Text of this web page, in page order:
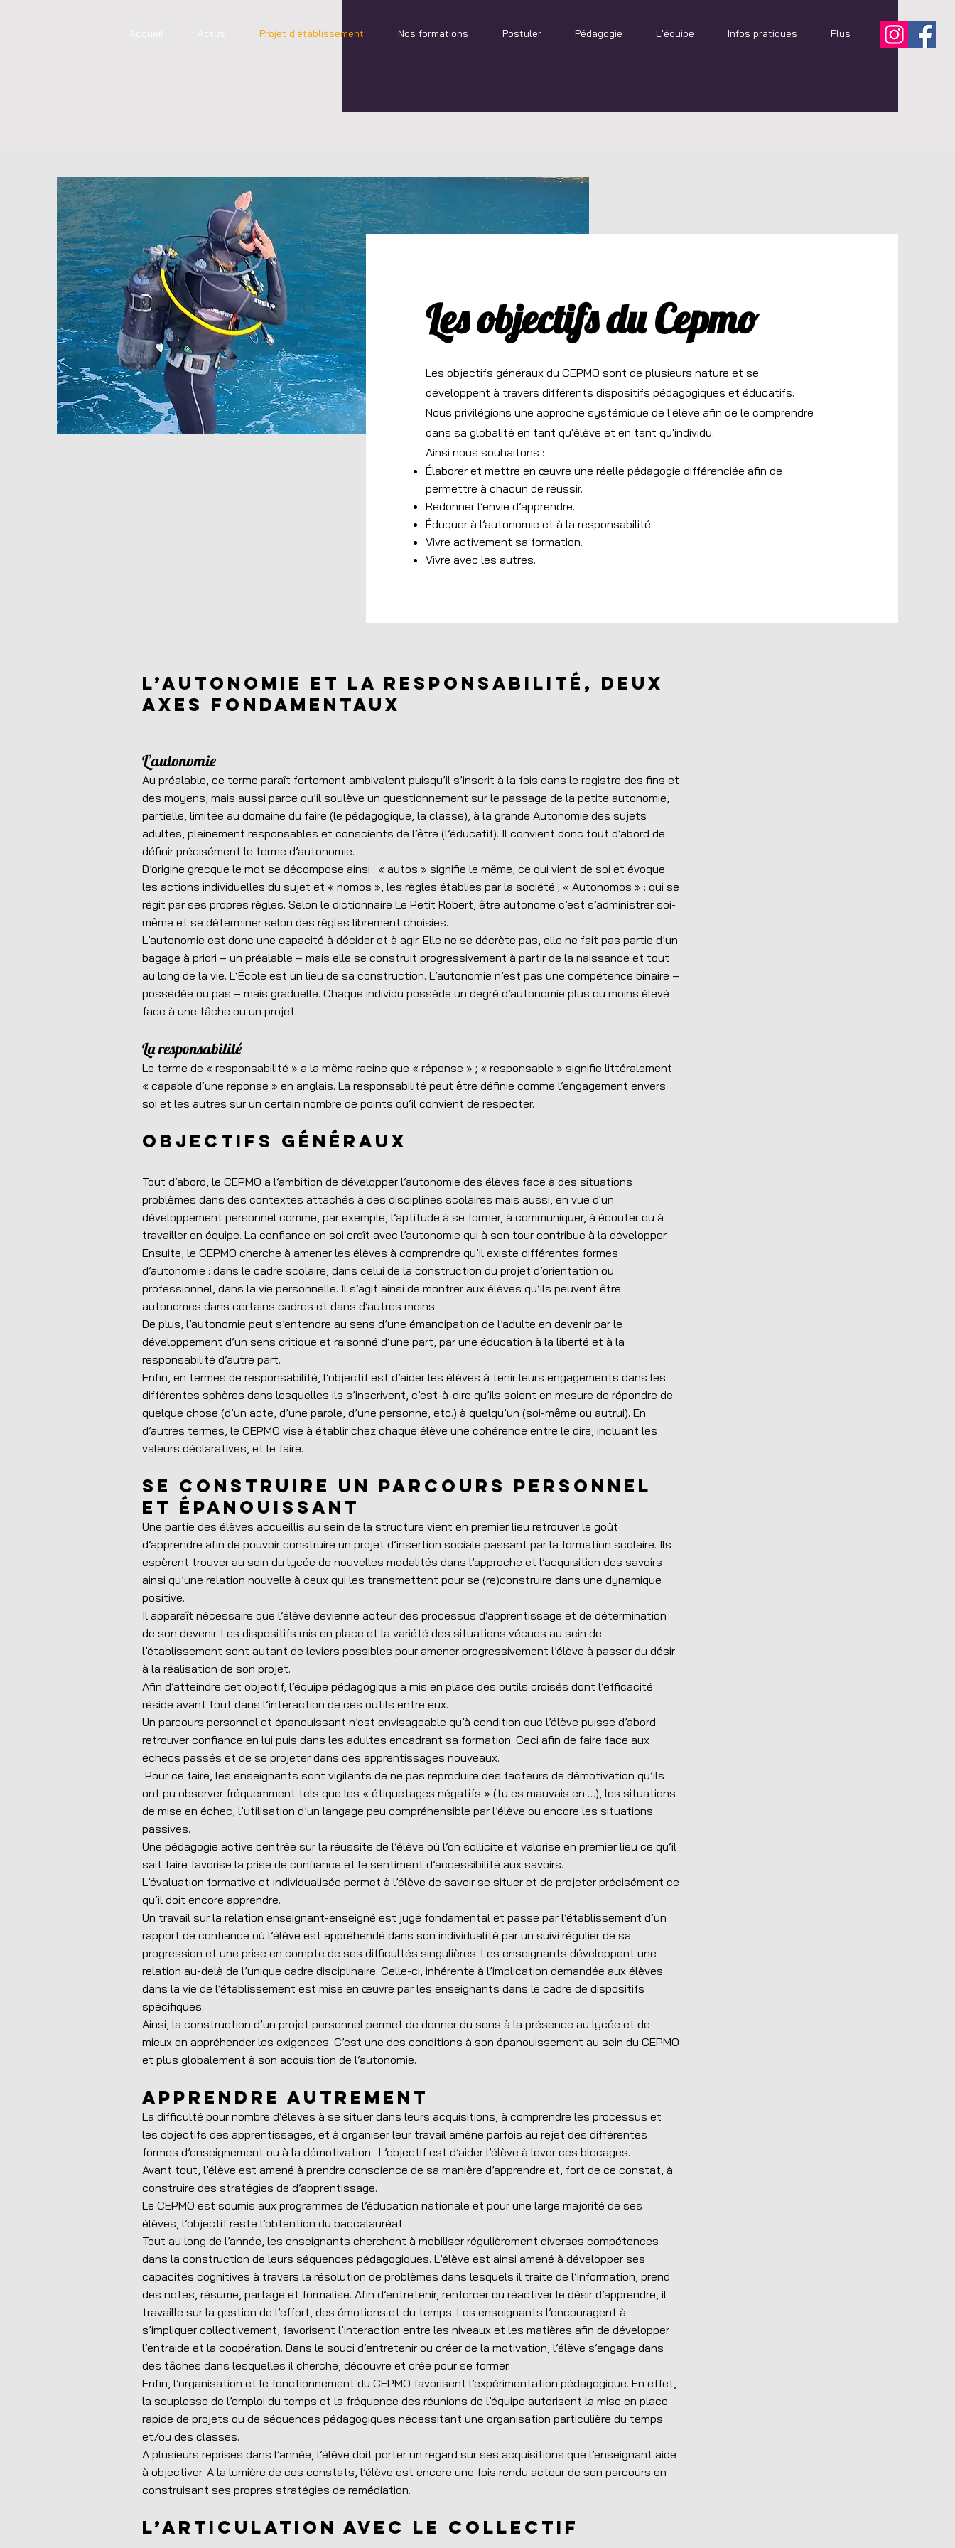
Accueil Actus Projet d'établissement Nos formations Postuler Pédagogie L'équipe Infos pratiques Plus
Les objectifs du Cepmo
Les objectifs généraux du CEPMO sont de plusieurs nature et se
développent à travers différents dispositifs pédagogiques et éducatifs.
Nous privilégions une approche systémique de l'élève afin de le comprendre
dans sa globalité en tant qu'élève et en tant qu'individu.
Ainsi nous souhaitons :
Élaborer et mettre en œuvre une réelle pédagogie différenciée afin de
permettre à chacun de réussir.
Redonner l’envie d’apprendre.
Éduquer à l’autonomie et à la responsabilité.
Vivre activement sa formation.
Vivre avec les autres.
L’autonomie et la res po nsabilité , deux
axes fondamentaux
L’autonomie
Au préalable, ce terme paraît fortement ambivalent puisqu’il s’inscrit à la fois dans le registre des fins et
des moyens, mais aussi parce qu’il soulève un questionnement sur le passage de la petite autonomie,
partielle, limitée au domaine du faire (le pédagogique, la classe), à la grande Autonomie des sujets
adultes, pleinement responsables et conscients de l’être (l’éducatif). Il convient donc tout d’abord de
définir précisément le terme d’autonomie.
D’origine grecque le mot se décompose ainsi : « autos » signifie le même, ce qui vient de soi et évoque
les actions individuelles du sujet et « nomos », les règles établies par la société ; « Autonomos » : qui se
régit par ses propres règles. Selon le dictionnaire Le Petit Robert, être autonome c’est s’administrer soi-
même et se déterminer selon des règles librement choisies.
L’autonomie est donc une capacité à décider et à agir. Elle ne se décrète pas, elle ne fait pas partie d’un
bagage à priori – un préalable – mais elle se construit progressivement à partir de la naissance et tout
au long de la vie. L’École est un lieu de sa construction. L’autonomie n’est pas une compétence binaire –
possédée ou pas – mais graduelle. Chaque individu possède un degré d’autonomie plus ou moins élevé
face à une tâche ou un projet.
La responsabilité
Le terme de « responsabilité » a la même racine que « réponse » ; « responsable » signifie littéralement
« capable d’une réponse » en anglais. La responsabilité peut être définie comme l’engagement envers
soi et les autres sur un certain nombre de points qu’il convient de respecter.
Objectifs généraux
Tout d’abord, le CEPMO a l’ambition de développer l’autonomie des élèves face à des situations
problèmes dans des contextes attachés à des disciplines scolaires mais aussi, en vue d'un
développement personnel comme, par exemple, l’aptitude à se former, à communiquer, à écouter ou à
travailler en équipe. La confiance en soi croît avec l’autonomie qui à son tour contribue à la développer.
Ensuite, le CEPMO cherche à amener les élèves à comprendre qu’il existe différentes formes
d’autonomie : dans le cadre scolaire, dans celui de la construction du projet d’orientation ou
professionnel, dans la vie personnelle. Il s’agit ainsi de montrer aux élèves qu’ils peuvent être
autonomes dans certains cadres et dans d’autres moins.
De plus, l’autonomie peut s’entendre au sens d’une émancipation de l’adulte en devenir par le
développement d’un sens critique et raisonné d’une part, par une éducation à la liberté et à la
responsabilité d’autre part.
Enfin, en termes de responsabilité, l’objectif est d’aider les élèves à tenir leurs engagements dans les
différentes sphères dans lesquelles ils s’inscrivent, c’est-à-dire qu’ils soient en mesure de répondre de
quelque chose (d’un acte, d’une parole, d’une personne, etc.) à quelqu’un (soi-même ou autrui). En
d’autres termes, le CEPMO vise à établir chez chaque élève une cohérence entre le dire, incluant les
valeurs déclaratives, et le faire.
Se construire un parcours personnel
et épanouissant
Une partie des élèves accueillis au sein de la structure vient en premier lieu retrouver le goût
d’apprendre afin de pouvoir construire un projet d’insertion sociale passant par la formation scolaire. Ils
espèrent trouver au sein du lycée de nouvelles modalités dans l’approche et l’acquisition des savoirs
ainsi qu’une relation nouvelle à ceux qui les transmettent pour se (re)construire dans une dynamique
positive.
Il apparaît nécessaire que l’élève devienne acteur des processus d’apprentissage et de détermination
de son devenir. Les dispositifs mis en place et la variété des situations vécues au sein de
l’établissement sont autant de leviers possibles pour amener progressivement l’élève à passer du désir
à la réalisation de son projet.
Afin d’atteindre cet objectif, l’équipe pédagogique a mis en place des outils croisés dont l’efficacité
réside avant tout dans l’interaction de ces outils entre eux.
Un parcours personnel et épanouissant n’est envisageable qu’à condition que l’élève puisse d’abord
retrouver confiance en lui puis dans les adultes encadrant sa formation. Ceci afin de faire face aux
échecs passés et de se projeter dans des apprentissages nouveaux.
Pour ce faire, les enseignants sont vigilants de ne pas reproduire des facteurs de démotivation qu’ils
ont pu observer fréquemment tels que les « étiquetages négatifs » (tu es mauvais en …), les situations
de mise en échec, l’utilisation d’un langage peu compréhensible par l’élève ou encore les situations
passives.
Une pédagogie active centrée sur la réussite de l’élève où l’on sollicite et valorise en premier lieu ce qu’il
sait faire favorise la prise de confiance et le sentiment d’accessibilité aux savoirs.
L’évaluation formative et individualisée permet à l’élève de savoir se situer et de projeter précisément ce
qu’il doit encore apprendre.
Un travail sur la relation enseignant-enseigné est jugé fondamental et passe par l’établissement d’un
rapport de confiance où l’élève est appréhendé dans son individualité par un suivi régulier de sa
progression et une prise en compte de ses difficultés singulières. Les enseignants développent une
relation au-delà de l’unique cadre disciplinaire. Celle-ci, inhérente à l’implication demandée aux élèves
dans la vie de l’établissement est mise en œuvre par les enseignants dans le cadre de dispositifs
spécifiques.
Ainsi, la construction d’un projet personnel permet de donner du sens à la présence au lycée et de
mieux en appréhender les exigences. C’est une des conditions à son épanouissement au sein du CEPMO
et plus globalement à son acquisition de l’autonomie.
Apprendre autrement
La difficulté pour nombre d’élèves à se situer dans leurs acquisitions, à comprendre les processus et
les objectifs des apprentissages, et à organiser leur travail amène parfois au rejet des différentes
formes d’enseignement ou à la démotivation. L’objectif est d’aider l’élève à lever ces blocages.
Avant tout, l’élève est amené à prendre conscience de sa manière d’apprendre et, fort de ce constat, à
construire des stratégies de d’apprentissage.
Le CEPMO est soumis aux programmes de l’éducation nationale et pour une large majorité de ses
élèves, l’objectif reste l’obtention du baccalauréat.
Tout au long de l’année, les enseignants cherchent à mobiliser régulièrement diverses compétences
dans la construction de leurs séquences pédagogiques. L’élève est ainsi amené à développer ses
capacités cognitives à travers la résolution de problèmes dans lesquels il traite de l’information, prend
des notes, résume, partage et formalise. Afin d’entretenir, renforcer ou réactiver le désir d’apprendre, il
travaille sur la gestion de l’effort, des émotions et du temps. Les enseignants l’encouragent à
s’impliquer collectivement, favorisent l’interaction entre les niveaux et les matières afin de développer
l’entraide et la coopération. Dans le souci d’entretenir ou créer de la motivation, l’élève s’engage dans
des tâches dans lesquelles il cherche, découvre et crée pour se former.
Enfin, l’organisation et le fonctionnement du CEPMO favorisent l’expérimentation pédagogique. En effet,
la souplesse de l’emploi du temps et la fréquence des réunions de l’équipe autorisent la mise en place
rapide de projets ou de séquences pédagogiques nécessitant une organisation particulière du temps
et/ou des classes.
A plusieurs reprises dans l’année, l’élève doit porter un regard sur ses acquisitions que l’enseignant aide
à objectiver. A la lumière de ces constats, l’élève est encore une fois rendu acteur de son parcours en
construisant ses propres stratégies de remédiation.
L’articulation avec le collectif